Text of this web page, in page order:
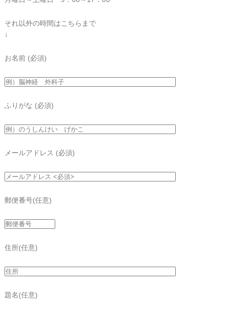
それ以外の時間はこちらまで
↓
お名前 (必須)
ふりがな (必須)
メールアドレス (必須)
郵便番号(任意)
住所(任意)
題名(任意)